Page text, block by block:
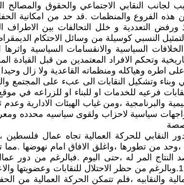
النقابي الاجتماعي والحقوق والمصالح
هذه الفروع والمنظمات .قد حد من امكانية
التعددية و خلل التحالفات بين الاطراف
النسبي كوسيلة من وسائل الاحتكام
السياسية والانقسامات السياسية
وتحكم الافراد المعتمدين من قبل
اطره وهياكله ومنظماته القاعدية ولا زال
وتشكيل النقابات الى عبء على المجتمع
غير المشروع ،مما ادى احيانا الى اعلان تشكيل 3-5 نقابات فرعيه
والبرنامجية ،ومن غياب الهيئات الادارية
سياسية لاحزاب ولقوى سياسيه محدده
النقابي للحركة العمالية تجاه عمال فلسطين
من تطورها ،واغلق الافاق امام نهوضها .مما
المر له ،حتى اليوم .فبالرغم من دور
والبسالة في الانتفاضه الجماهيرية الشعبية الكبرى 1987-1993.وبالرغم من
والنقابيه ،فلم تتمكن الحركة العمالية من